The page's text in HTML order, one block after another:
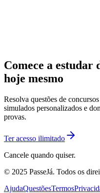
Comece a estudar
hoje mesmo
Resolva questões de
simulados personalizados e
provas.
Ter acesso ilimitado
Cancele quando quiser.
© 2025 PasseJá. Todos os
AjudaQuestõesTermos